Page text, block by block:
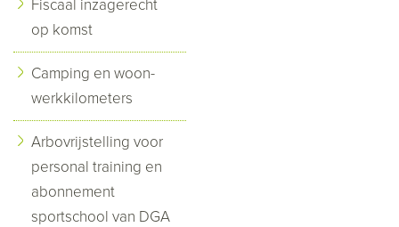
Fiscaal inzagerecht
op komst
Camping en woon-
werkkilometers
Arbovrijstelling voor
personal training en
abonnement
sportschool van DGA